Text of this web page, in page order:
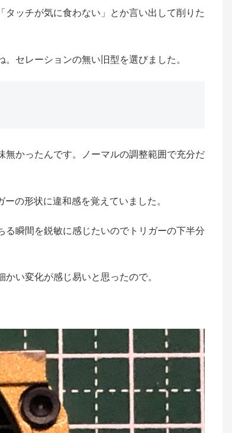
ッチが気に食わない」とか言い出して削りた
セレーションの無い旧型を選びました。
かったんです。ノーマルの調整範囲で充分だ
の形状に違和感を覚えていました。
瞬間を鋭敏に感じたいのでトリガーの下半分
い変化が感じ易いと思ったので。